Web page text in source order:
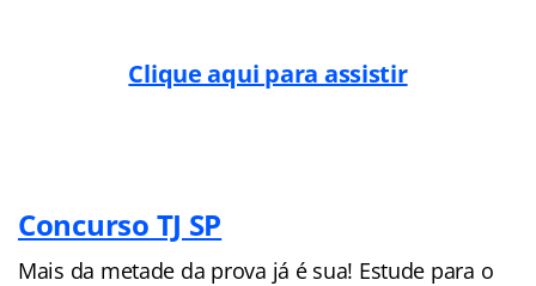
Clique aqui para assistir
Concurso TJ SP
Mais da metade da prova já é sua! Estude para o